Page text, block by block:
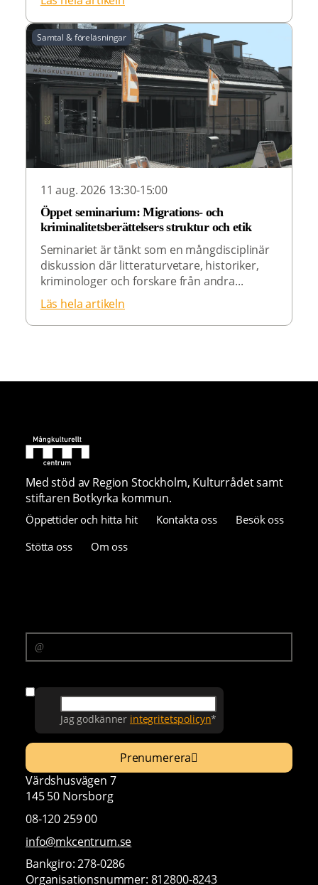
Samtal & föreläsningar
11 aug. 2026 13:30-15:00
Öppet seminarium: Migrations- och
kriminalitetsberättelsers struktur och etik
Seminariet är tänkt som en mångdisciplinär
diskussion där litteraturvetare, historiker,
kriminologer och forskare från andra...
Läs hela artikeln
Med stöd av Region Stockholm, Kulturrådet samt
stiftaren Botkyrka kommun.
Öppettider och hitta hit Kontakta oss
Besök oss
Stötta oss
Om oss
Jag godkänner integritetspolicyn*
Prenumerera
Värdshusvägen 7
145 50 Norsborg
08-120 259 00
info@mkcentrum.se
Bankgiro: 278-0286
Organisationsnummer: 812800-8243